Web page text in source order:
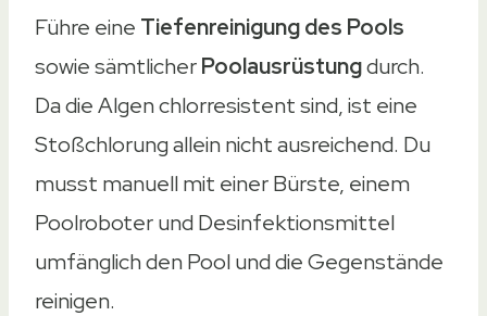
Führe eine Tiefenreinigung des Pools
sowie sämtlicherPoolausrüstungdurch.
Da die Algen chlorresistent sind, ist eine
Stoßchlorung allein nicht ausreichend. Du
musst manuell mit einer Bürste, einem
Poolroboter und Desinfektionsmittel
umfänglich den Pool und die Gegenstände
reinigen.